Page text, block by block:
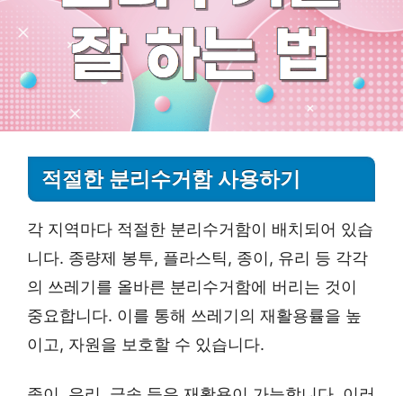
적절한 분리수거함 사용하기
각 지역마다 적절한 분리수거함이 배치되어 있습
니다. 종량제 봉투, 플라스틱, 종이, 유리 등 각각
의 쓰레기를 올바른 분리수거함에 버리는 것이
중요합니다. 이를 통해 쓰레기의 재활용률을 높
이고, 자원을 보호할 수 있습니다.